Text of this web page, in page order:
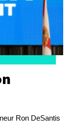
Ron DeSantis